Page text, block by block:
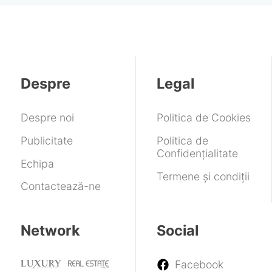
rezervate
Google
încărcare
în
câteva
Despre
Despre noi
Publicitate
Echipa
Contactează-ne
Legal
Politica de Cookies
Politica de
Confidențialitate
Termene și condiții
Network Social
Facebook